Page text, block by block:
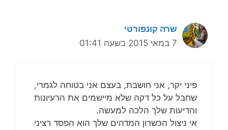
שרה קונפורטי
7 במאי 2015 בשעה 01:41
פיני יקר, אני חושבת, בעצם אני בטוחה לגמרי,
שחבל על כל דקה שלא מיישמים את הרעיונות
והדיעות שלך הלכה למעשה.
אי ניצול הכשרון המדהים שלך הוא הפסד רציני